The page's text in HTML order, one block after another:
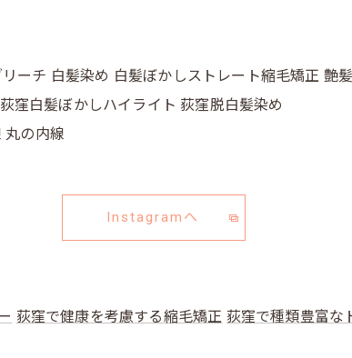
チ 白髪染め 白髪ぼかしストレート縮毛矯正 艶
窪白髪ぼかしハイライト 荻窪脱白髪染め
丸の内線
Instagramへ
荻窪で健康を考慮する縮毛矯正 荻窪で種類豊富な